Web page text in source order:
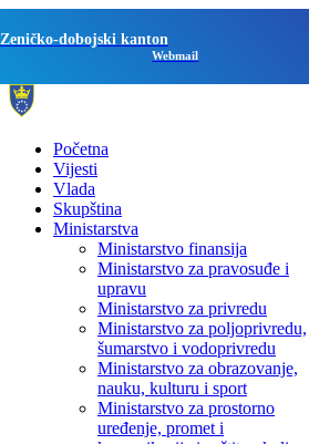
Zeničko-dobojski kanton
Webmail
Početna
Vijesti
Vlada
Skupština
Ministarstva
Ministarstvo finansija
Ministarstvo za pravosuđe i
upravu
Ministarstvo za privredu
Ministarstvo za poljoprivredu,
šumarstvo i vodoprivredu
Ministarstvo za obrazovanje,
nauku, kulturu i sport
Ministarstvo za prostorno
uređenje, promet i